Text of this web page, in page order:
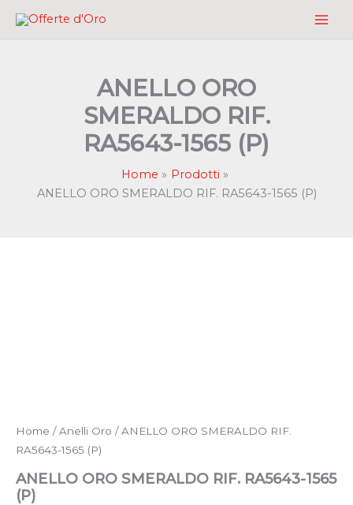
ANELLO ORO
SMERALDO RIF.
RA5643-1565 (P)
Home
Prodotti
ANELLO ORO SMERALDO RIF. RA5643-1565 (P)
Home /Anelli Oro / ANELLO ORO SMERALDO RIF.
RA5643-1565 (P)
ANELLO ORO SMERALDO RIF. RA5643-1565
(P)